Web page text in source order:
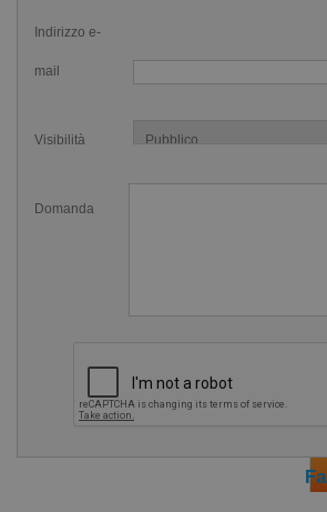
contavasche ideale per il Nuoto
come contapersone digitale, come
ATTENZIONE:
non ne pregiudica l'utilizzo in vasca.
Caratteristiche
Conta la vasca con una semplice
Indirizzo e-
mail
Visibilità
Domanda